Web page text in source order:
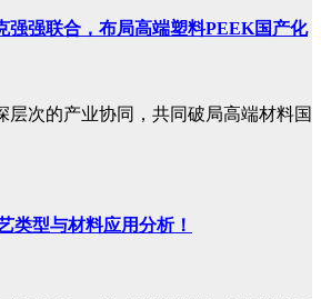
强强联合，布局高端塑料PEEK国产化
层次的产业协同，共同破局高端材料国
类型与材料应用分析！